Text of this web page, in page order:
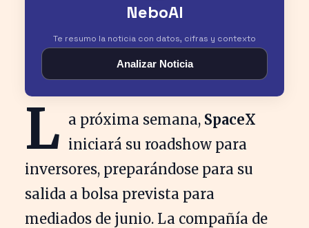
NeboAI
Te resumo la noticia con datos, cifras y contexto
Analizar Noticia
L a próxima semana, SpaceX
iniciará su roadshow para
inversores, preparándose para su
salida a bolsa prevista para
mediados de junio. La compañía de